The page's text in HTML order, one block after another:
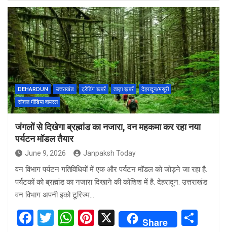
ce
b
o
o
k
tt
er
at
s
A
p
p
er
es
t
ar
e
DEHARDUN उत्तराखंड ट्रेंडिंग खबरें ताज़ा ख़बरें
देहरादून/मसूरी
सोशल मीडिया वायरल
जंगलों से दिखेगा ब्रह्मांड का नजारा, वन महकमा कर रहा नया
पर्यटन मॉडल तैयार
June 9, 2026 Janpaksh Today
वन विभाग पर्यटन गतिविधियों में एक और पर्यटन मॉडल को जोड़ने जा रहा है.
पर्यटकों को ब्रह्मांड का नजारा दिखाने की कोशिश में है. देहरादून: उत्तराखंड
वन विभाग अपनी इको टूरिज्म…
F
T
W Pi X Share